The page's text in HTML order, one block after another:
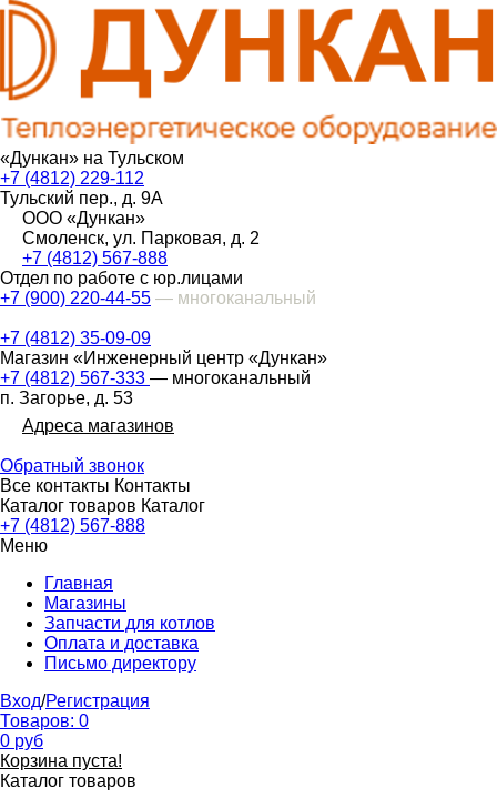
«Дункан» на Тульском
+7 (4812) 229-112
Тульский пер., д. 9А
ООО «Дункан»
Смоленск, ул. Парковая, д. 2
+7 (4812) 567-888
Отдел по работе с юр.лицами
+7 (900) 220-44-55 — многоканальный
+7 (4812) 35-09-09
Магазин «Инженерный центр «Дункан»
+7 (4812) 567-333 — многоканальный
п. Загорье, д. 53
Адреса магазинов
Обратный звонок
Все контакты Контакты
Каталог товаров Каталог
+7 (4812) 567-888
Меню
Главная
Магазины
Запчасти для котлов
Оплата и доставка
Письмо директору
Вход/Регистрация
Товаров: 0
0 руб
Корзина пуста!
Каталог товаров